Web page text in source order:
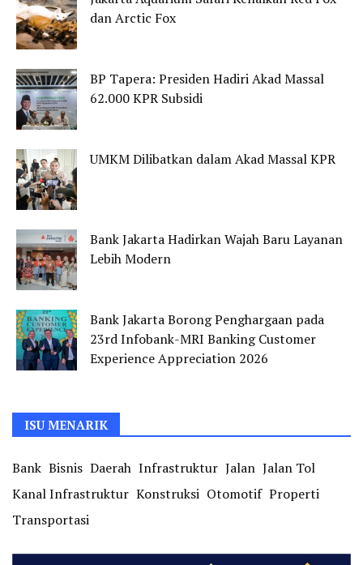
dan Arctic Fox
BP Tapera: Presiden Hadiri Akad Massal
62.000 KPR Subsidi
UMKM Dilibatkan dalam Akad Massal KPR
Bank Jakarta Hadirkan Wajah Baru Layanan
Lebih Modern
Bank Jakarta Borong Penghargaan pada
23rd Infobank-MRI Banking Customer
Experience Appreciation 2026
ISU MENARIK
Bank Bisnis Daerah Infrastruktur Jalan Jalan Tol
Kanal Infrastruktur Konstruksi Otomotif Properti
Transportasi